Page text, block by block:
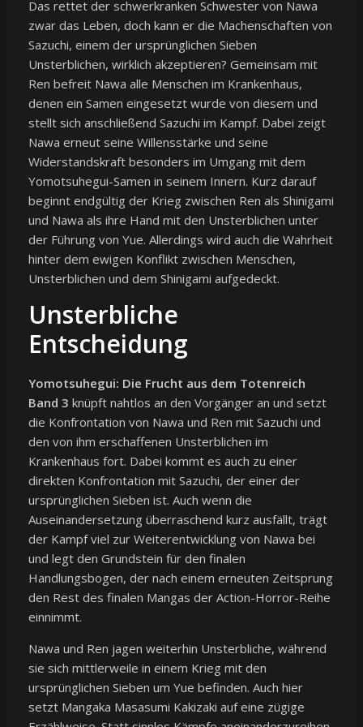
Das rettet der schwerkranken Schwester von Nawa
zwar das Leben, doch kann er die Machenschaften von
Sazuchi, einem der ursprünglichen Sieben
Unsterblichen, wirklich akzeptieren? Gemeinsam mit
Ren befreit Nawa alle Menschen im Krankenhaus,
denen ein Samen eingesetzt wurde von diesem und
stellt sich anschließend Sazuchi im Kampf. Dabei zeigt
Nawa erneut seine Willensstärke und seine
Widerstandskraft besonders im Umgang mit dem
Yomotsuhegui-Samen in seinem Innern. Kurz darauf
beginnt endgültig der Krieg zwischen Ren als Shinigami
und Nawa als ihre Hand mit den Unsterblichen unter
der Führung von Yue. Allerdings wird auch die Wahrheit
hinter dem ewigen Konflikt zwischen Menschen,
Unsterblichen und dem Shinigami aufgedeckt.
Unsterbliche
Entscheidung
Yomotsuhegui: Die Frucht aus dem Totenreich
Band 3 knüpft nahtlos an den Vorgänger an und setzt
die Konfrontation von Nawa und Ren mit Sazuchi und
den von ihm erschaffenen Unsterblichen im
Krankenhaus fort. Dabei kommt es auch zu einer
direkten Konfrontation mit Sazuchi, der einer der
ursprünglichen Sieben ist. Auch wenn die
Auseinandersetzung überraschend kurz ausfällt, trägt
der Kampf viel zur Weiterentwicklung von Nawa bei
und legt den Grundstein für den finalen
Handlungsbogen, der nach einem erneuten Zeitsprung
den Rest des finalen Mangas der Action-Horror-Reihe
einnimmt.
Nawa und Ren jagen weiterhin Unsterbliche, während
sie sich mittlerweile in einem Krieg mit den
ursprünglichen Sieben um Yue befinden. Auch hier
setzt Mangaka Masasumi Kakizaki auf eine zügige